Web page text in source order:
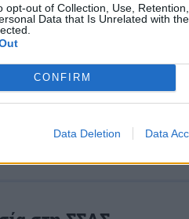
opt-out of Collection, Use,
Data that Is Unrelated with
CONFIRM
Data Deletion Data
παρενόχληση:
ο φόβος
σεξουαλικού χαρακτήρα
σχολές των ΗΠΑ.